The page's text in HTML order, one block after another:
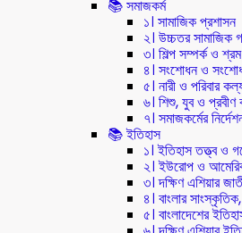
📚 সমাজকর্ম
১। সামাজিক প্রশাসন
২। উচ্চতর সামাজিক
৩। শিল্প সম্পর্ক ও
৪। সংশোধন ও
৫। নারী ও পরিবার
৬। শিশু, যুব ও প্রবীণ
৭। সমাজকর্মের
📚 ইতিহাস
১। ইতিহাস তত্ত্ব ও
২। ইউরোপ ও
৩। দক্ষিণ এশিয়ার
৪। বাংলার
৫। বাংলাদেশের